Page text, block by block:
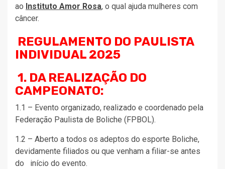
ao Instituto Amor Rosa, o qual ajuda mulheres com
câncer.
REGULAMENTO DO PAULISTA
INDIVIDUAL 2025
1. DA REALIZAÇÃO DO
CAMPEONATO:
1.1 – Evento organizado, realizado e coordenado pela
Federação Paulista de Boliche (FPBOL).
1.2 – Aberto a todos os adeptos do esporte Boliche,
devidamente filiados ou que venham a filiar-se antes
do início do evento.